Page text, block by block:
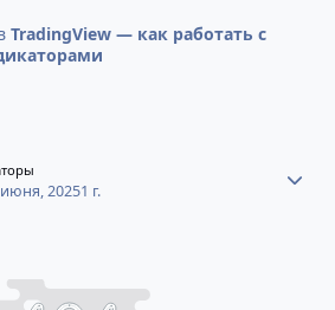
TradingView — как работать с
20251 г.